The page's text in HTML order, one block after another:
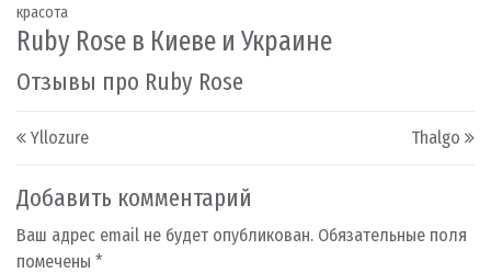
красота
Ruby Rose в Киеве и Украине
Отзывы про Ruby Rose
Post navigation
Yllozure Thalgo
Добавить комментарий
Ваш адрес email не будет опубликован. Обязательные поля
помечены *